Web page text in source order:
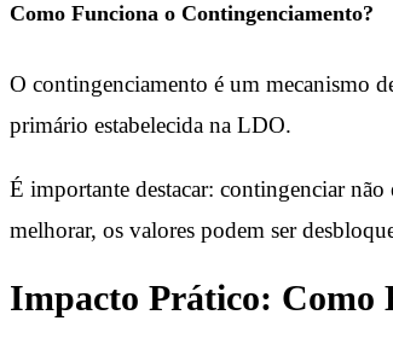
Como Funciona o Contingenciamento?
O contingenciamento é um mecanismo
primário estabelecida na LDO.
É importante destacar: contingenciar não
melhorar, os valores podem ser
Impacto Prático: Como